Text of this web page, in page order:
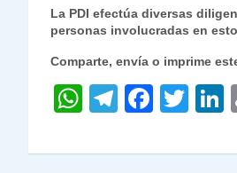
p
o
k
La PDI efectúa diversas
personas involucradas en
Comparte, envía o imprime
W
at
T
e
F
c
T
itt